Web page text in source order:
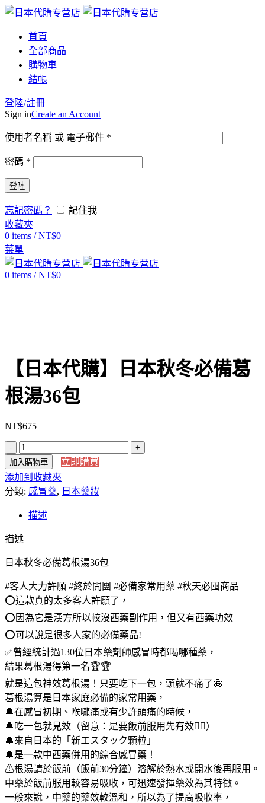
首頁
全部商品
購物車
結帳
登陸/註冊
Sign inCreate an Account
使用者名稱 或 電子郵件 *
密碼 *
登陸
忘記密碼？
記住我
收藏夾
0 items / NT$0
菜單
0 items / NT$0
【日本代購】日本秋冬必備葛
根湯36包
NT$675
【日
本
代
購】
本
秋
必
葛
根
湯
36
數
量
加入購物車
立即購買
添加到收藏夾
分類: 感冒藥, 日本藥妝
描述
描述
日本秋冬必備葛根湯36包
#客人大力許願 #終於開團 #必備家常用藥 #秋天必囤商品
⭕這款真的太多客人許願了，
⭕因為它是漢方所以較沒西藥副作用，但又有西藥功效
⭕可以說是很多人家的必備藥品!
✅曾經統計過130位日本藥劑師感冒時都喝哪種藥，
結果葛根湯得第一名🏆🏆
就是這包神效葛根湯！只要吃下一包，頭就不痛了🤩
葛根湯算是日本家庭必備的家常用藥，
🔔在感冒初期、喉嚨痛或有少許頭痛的時候，
🔔吃一包就見效（留意：是要飯前服用先有效👌🏻）
🔔來自日本的「新エスタック顆粒」
🔔是一款中西藥併用的綜合感冒藥！
⚠根湯請於飯前（飯前30分鐘）溶解於熱水或開水後再服用。
中藥於飯前服用較容易吸收，可迅速發揮藥效為其特徵。
一般來說，中藥的藥效較溫和，所以為了提高吸收率，